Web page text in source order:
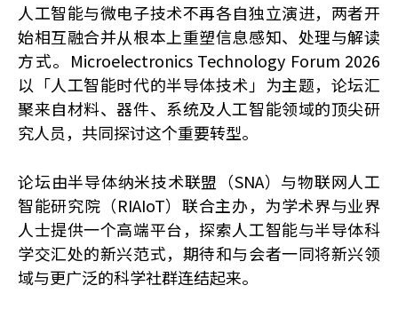
人工智能与微电子技术不再各自独立演进，两者开
始相互融合并从根本上重塑信息感知、处理与解读
方式。Microelectronics Technology Forum 2026
以「人工智能时代的半导体技术」为主题，论坛汇
聚来自材料、器件、系统及人工智能领域的顶尖研
究人员，共同探讨这个重要转型。
论坛由半导体纳米技术联盟（SNA）与物联网人工
智能研究院（RIAIoT）联合主办，为学术界与业界
人士提供一个高端平台，探索人工智能与半导体科
学交汇处的新兴范式，期待和与会者一同将新兴领
域与更广泛的科学社群连结起来。